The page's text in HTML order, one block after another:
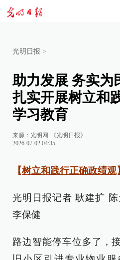
光明日报 >
助力发展 务实
扎实开展树立和
学习教育
来源： 光明网-《光明日报》
2026-07-02 04:35
【树立和践行正确政绩观
光明日报记者 耿建扩
李保健
路边智能停车位多了，